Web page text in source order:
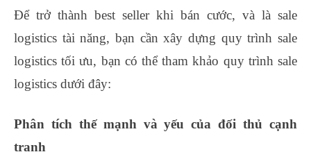
Để trở thành best seller khi bán cước, và là sale
logistics tài năng, bạn cần xây dựng quy trình sale
logistics tối ưu, bạn có thể tham khảo quy trình sale
logistics dưới đây:
Phân tích thế mạnh và yếu của đối thủ cạnh
tranh